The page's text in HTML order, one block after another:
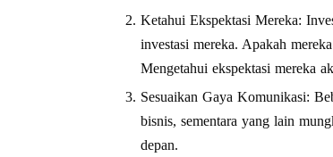
Ketahui Ekspektasi Mereka:
investasi mereka. Apakah
Mengetahui ekspektasi mereka
Sesuaikan Gaya Komunikasi:
bisnis, sementara yang lain
depan.